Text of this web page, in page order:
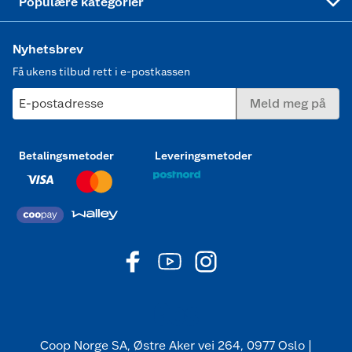
Nyhetsbrev
Få ukens tilbud rett i e-postkassen
E-postadresse Meld meg på
Betalingsmetoder Leveringsmetoder
Coop Norge SA, Østre Aker vei 264, 0977 Oslo |